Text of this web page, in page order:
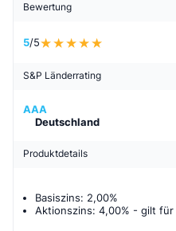
Bewertung
5/5
S&P Länderrating
AAA
Deutschland
Produktdetails
Basiszins: 2,00%
Aktionszins: 4,00% - gilt für